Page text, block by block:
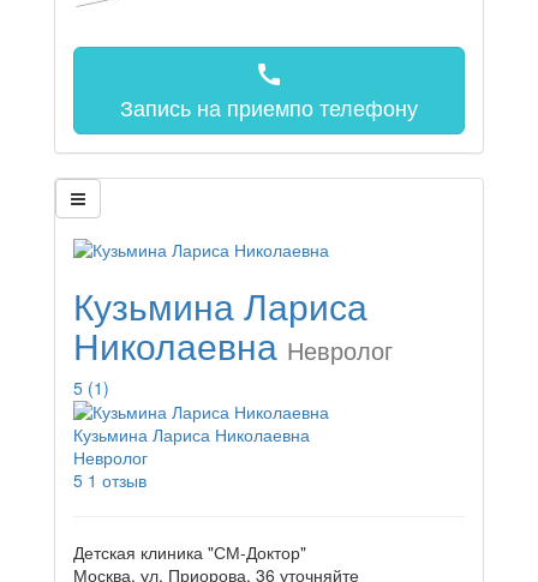
call
Запись на приемпо телефону
Кузьмина Лариса
Николаевна Невролог
5 (1)
Кузьмина Лариса Николаевна
Невролог
5 1 отзыв
Детская клиника "СМ-Доктор"
Москва, ул. Приорова, 36 уточняйте